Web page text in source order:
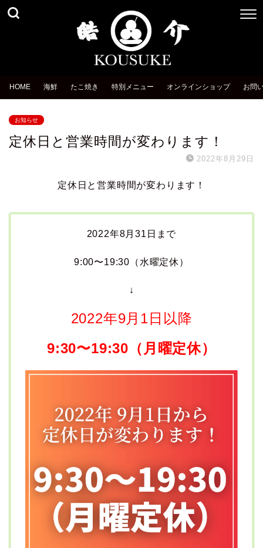
HOME 海鮮 たこ焼き 特別メニュー オンラインショップ お問
お知らせ
定休日と営業時間が変わります！
2022年8月29日
定休日と営業時間が変わります！
2022年8月31日まで
9:00〜19:30（水曜定休）
↓
2022年9月1日以降
9:30〜19:30（月曜定休）